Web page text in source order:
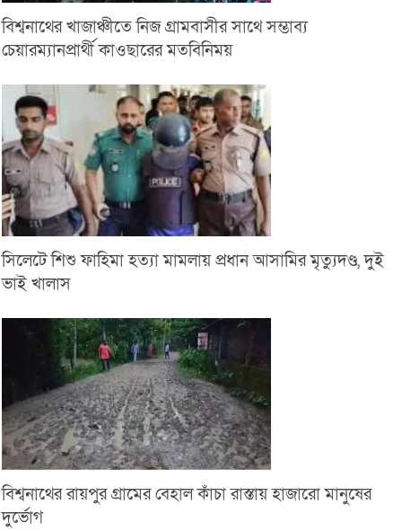
বিশ্বনাথের খাজাঞ্চীতে নিজ গ্রামবাসীর সাথে সম্ভাব্য
চেয়ারম্যানপ্রার্থী কাওছারের মতবিনিময়
সিলেটে শিশু ফাহিমা হত্যা মামলায় প্রধান আসামির মৃত্যুদণ্ড, দুই
ভাই খালাস
বিশ্বনাথের রায়পুর গ্রামের বেহাল কাঁচা রাস্তায় হাজারো মানুষের
দুর্ভোগ